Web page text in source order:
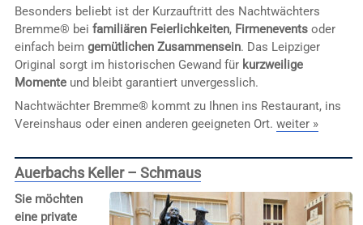
Besonders beliebt ist der Kurzauftritt des Nachtwächters
Bremme® bei familiären Feierlichkeiten, Firmeneventsoder
einfach beim gemütlichen Zusammensein. Das Leipziger
Original sorgt im historischen Gewand für kurzweilige
Momenteund bleibt garantiert unvergesslich.
Nachtwächter Bremme® kommt zu Ihnen ins Restaurant, ins
Vereinshaus oder einen anderen geeigneten Ort. weiter »
Auerbachs Keller – Schmaus
Sie möchten
eine private